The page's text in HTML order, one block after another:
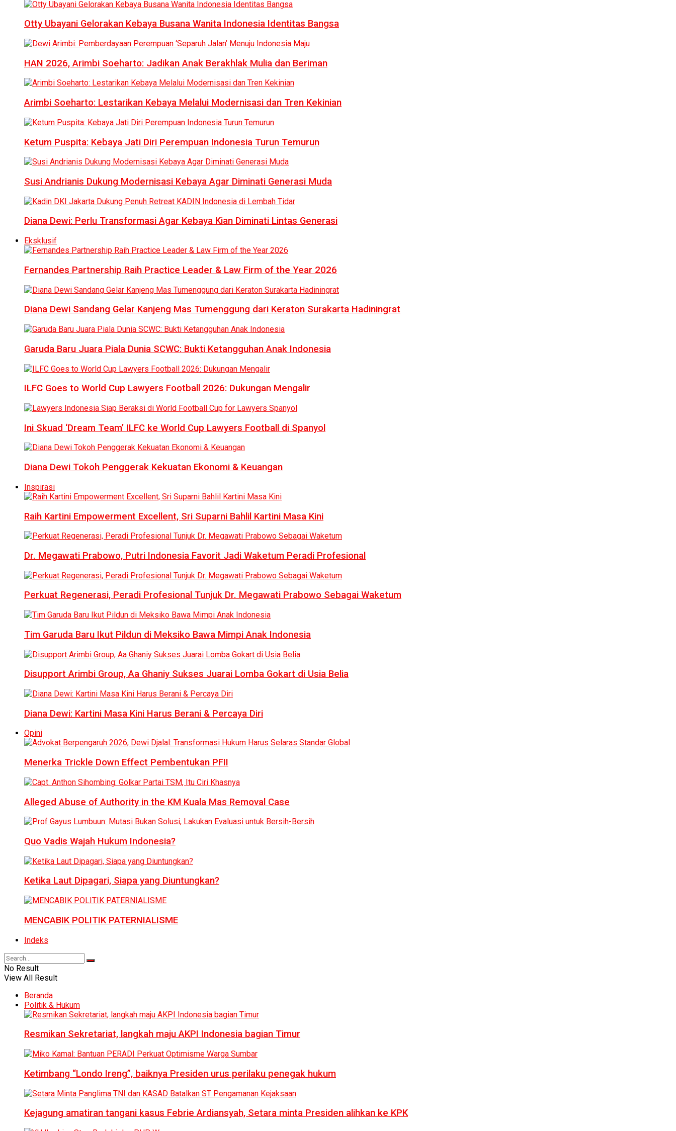
Otty Ubayani Gelorakan Kebaya Busana Wanita Indonesia Identitas Bangsa
HAN 2026, Arimbi Soeharto: Jadikan Anak Berakhlak Mulia dan Beriman
Arimbi Soeharto: Lestarikan Kebaya Melalui Modernisasi dan Tren Kekinian
Ketum Puspita: Kebaya Jati Diri Perempuan Indonesia Turun Temurun
Susi Andrianis Dukung Modernisasi Kebaya Agar Diminati Generasi Muda
Diana Dewi: Perlu Transformasi Agar Kebaya Kian Diminati Lintas Generasi
Eksklusif
Fernandes Partnership Raih Practice Leader & Law Firm of the Year 2026
Diana Dewi Sandang Gelar Kanjeng Mas Tumenggung dari Keraton Surakarta Hadiningrat
Garuda Baru Juara Piala Dunia SCWC: Bukti Ketangguhan Anak Indonesia
ILFC Goes to World Cup Lawyers Football 2026: Dukungan Mengalir
Ini Skuad ‘Dream Team’ ILFC ke World Cup Lawyers Football di Spanyol
Diana Dewi Tokoh Penggerak Kekuatan Ekonomi & Keuangan
Inspirasi
Raih Kartini Empowerment Excellent, Sri Suparni Bahlil Kartini Masa Kini
Dr. Megawati Prabowo, Putri Indonesia Favorit Jadi Waketum Peradi Profesional
Perkuat Regenerasi, Peradi Profesional Tunjuk Dr. Megawati Prabowo Sebagai Waketum
Tim Garuda Baru Ikut Pildun di Meksiko Bawa Mimpi Anak Indonesia
Disupport Arimbi Group, Aa Ghaniy Sukses Juarai Lomba Gokart di Usia Belia
Diana Dewi: Kartini Masa Kini Harus Berani & Percaya Diri
Opini
Menerka Trickle Down Effect Pembentukan PFII
Alleged Abuse of Authority in the KM Kuala Mas Removal Case
Quo Vadis Wajah Hukum Indonesia?
Ketika Laut Dipagari, Siapa yang Diuntungkan?
MENCABIK POLITIK PATERNIALISME
Indeks
No Result
View All Result
Beranda
Politik & Hukum
Resmikan Sekretariat, langkah maju AKPI Indonesia bagian Timur
Ketimbang “Londo Ireng”, baiknya Presiden urus perilaku penegak hukum
Kejagung amatiran tangani kasus Febrie Ardiansyah, Setara minta Presiden alihkan ke KPK